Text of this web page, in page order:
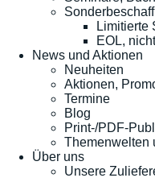
Limitierte
EOL,
News und Aktionen
Neuheiten
Aktionen,
Termine
Blog
Print-/PDF-
Themenwelten
Über uns
Unsere